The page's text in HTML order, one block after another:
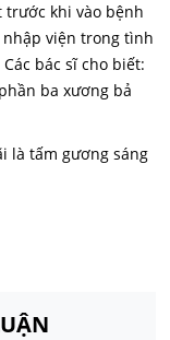
trước khi vào bệnh
viện trong tình
bác sĩ cho biết:
ba xương bả
là tấm gương sáng